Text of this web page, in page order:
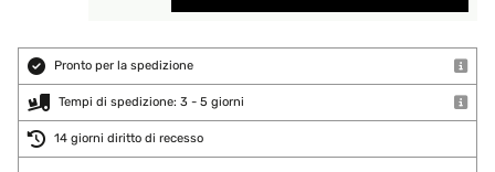
Pronto per la spedizione
Tempi di spedizione: 3 - 5 giorni
14 giorni diritto di recesso